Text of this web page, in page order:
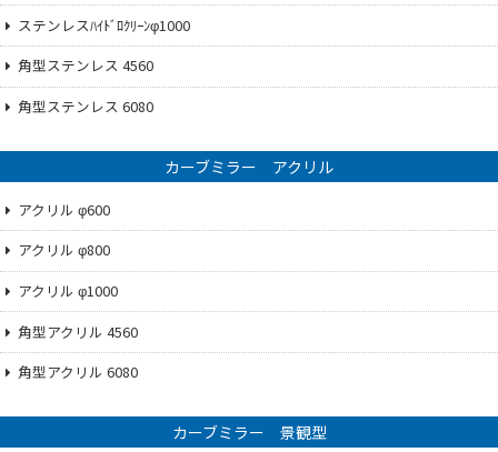
ステンレスﾊｲﾄﾞﾛｸﾘｰﾝφ1000
角型ステンレス 4560
角型ステンレス 6080
カーブミラー アクリル
アクリル φ600
アクリル φ800
アクリル φ1000
角型アクリル 4560
角型アクリル 6080
カーブミラー 景観型